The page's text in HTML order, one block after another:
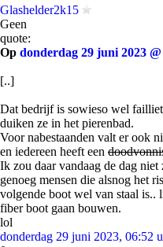
Glashelder2k15
Geen
quote:
Op donderdag 29 juni 2023 @
[..]
Dat bedrijf is sowieso wel
duiken ze in het pierenbad.
Voor nabestaanden valt er ook
en iedereen heeft een
Ik zou daar vandaag de dag
genoeg mensen die alsnog het
volgende boot wel van staal is..
fiber boot gaan bouwen.
lol
donderdag 29 juni 2023, 06:52